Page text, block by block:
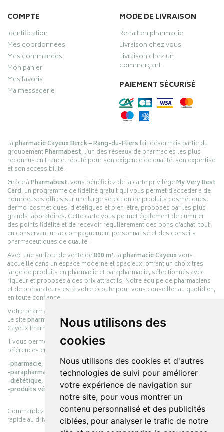
Nous utilisons des
cookies
Nous utilisons des cookies et d'autres
technologies de suivi pour améliorer
votre expérience de navigation sur
notre site, pour vous montrer un
contenu personnalisé et des publicités
ciblées, pour analyser le trafic de notre
COMPTE
Identification
Mes coordonnées
Mes commandes
Mon panier
Mes favoris
Ma messagerie
MODE DE LIVRAISON
Retrait en pharmacie
Livraison chez vous
Livraison chez un
commerçant
PAIEMENT SÉCURISÉ
Lapharmacie Cayeux Berck – Rang-du-Fliersfait désormais partie du
groupementPharmabest, l’un des réseaux de pharmacies les plus
reconnus en France, réputé pour son exigence de qualité, son expertise
et son accessibilité.
Grâce àPharmabest, vous bénéficiez de la carte privilègeMy Very Best
Card, un programme de fidélité gratuit qui vous permet d’accéder à de
nombreuses offres sur une large sélection de produits cosmétiques,
dermo-cosmétiques, diététiques et bien-être, proposés par les plus
grands laboratoires. Cette carte vous permet également de cumuler
des points fidélité et de recevoir régulièrement des bons d’achat, tout
en conservant un accompagnement personnalisé et des conseils
pharmaceutiques de qualité.
Avec une surface de vente de800 m², lapharmacie Cayeuxvous
accueille dans un espace moderne et spacieux, offrant un choix très
large de produits en pharmacie et parapharmacie, sélectionnés avec
rigueur et proposés à des prix attractifs. Notre équipe de pharmaciens
et de préparateurs est à votre écoute pour vous conseiller au quotidien,
en toute confiance.
Votre pharmacie en ligne :
Le sitepharmacie-cayeux.frest le prolongement digital de la pharmacie
Cayeux Pharmabest Berck-sur-Mer – Rang-du-Fliers.
Il vous permet de réaliser vos achats en ligne parmi des milliers de
références en :
-pharmacie,
-parapharmacie,
-diététique,
-produits vétérinaires.
Commandez simplement vos produits en ligne et choisissez le retrait
rapide au drive ou la livraison à domicile, en toute simplicité.